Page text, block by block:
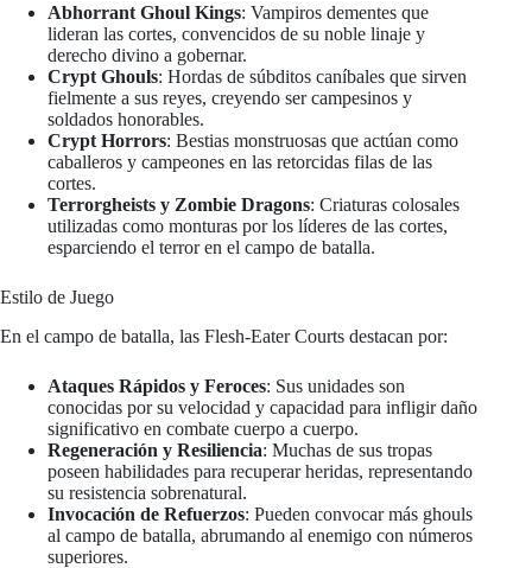
Abhorrant Ghoul Kings: Vampiros dementes que
lideran las cortes, convencidos de su noble linaje y
derecho divino a gobernar.
Crypt Ghouls: Hordas de súbditos caníbales que sirven
fielmente a sus reyes, creyendo ser campesinos y
soldados honorables.
Crypt Horrors: Bestias monstruosas que actúan como
caballeros y campeones en las retorcidas filas de las
cortes.
Terrorgheists y Zombie Dragons: Criaturas colosales
utilizadas como monturas por los líderes de las cortes,
esparciendo el terror en el campo de batalla.
Estilo de Juego
En el campo de batalla, las Flesh-Eater Courts destacan por:
Ataques Rápidos y Feroces: Sus unidades son
conocidas por su velocidad y capacidad para infligir daño
significativo en combate cuerpo a cuerpo.
Regeneración y Resiliencia: Muchas de sus tropas
poseen habilidades para recuperar heridas, representando
su resistencia sobrenatural.
Invocación de Refuerzos: Pueden convocar más ghouls
al campo de batalla, abrumando al enemigo con números
superiores.